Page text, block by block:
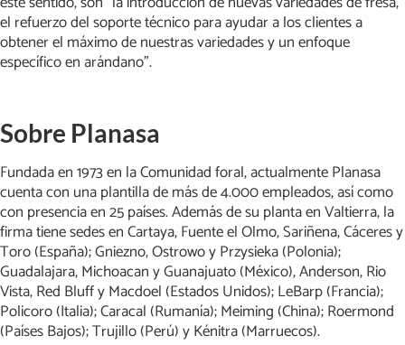
el refuerzo del soporte técnico para ayudar a los clientes a
obtener el máximo de nuestras variedades y un enfoque
específico en arándano”.
Sobre Planasa
Fundada en 1973 en la Comunidad foral, actualmente Planasa
cuenta con una plantilla de más de 4.000 empleados, así como
con presencia en 25 países. Además de su planta en Valtierra, la
firma tiene sedes en Cartaya, Fuente el Olmo, Sariñena, Cáceres y
Toro (España); Gniezno, Ostrowo y Przysieka (Polonia);
Guadalajara, Michoacan y Guanajuato (México), Anderson, Rio
Vista, Red Bluff y Macdoel (Estados Unidos); LeBarp (Francia);
Policoro (Italia); Caracal (Rumanía); Meiming (China); Roermond
(Países Bajos); Trujillo (Perú) y Kénitra (Marruecos).